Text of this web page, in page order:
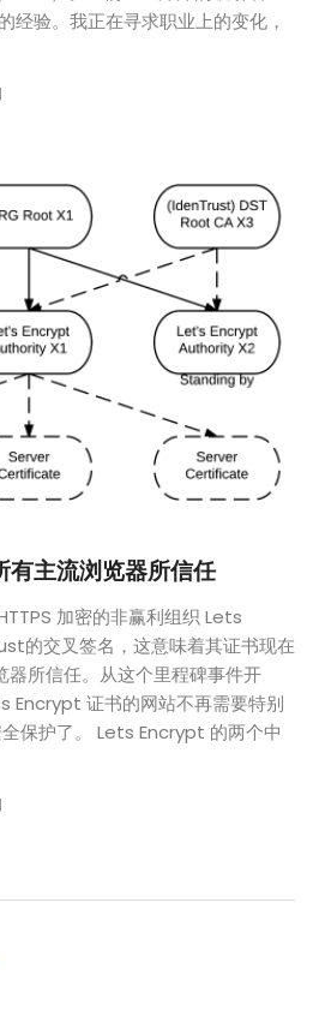
经验。我正在寻求职业上的变化，
主流浏览器所信任
加密的非赢利组织 Lets
的交叉签名，这意味着其证书现在
器所信任。从这个里程碑事件开
Encrypt 证书的网站不再需要特别
保护了。 Lets Encrypt 的两个中